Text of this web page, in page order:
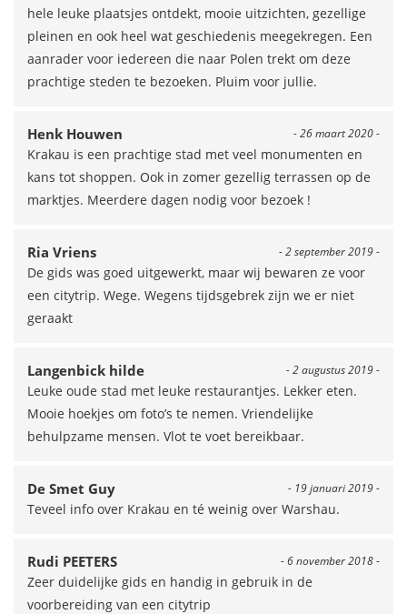
hele leuke plaatsjes ontdekt, mooie uitzichten, gezellige
pleinen en ook heel wat geschiedenis meegekregen. Een
aanrader voor iedereen die naar Polen trekt om deze
prachtige steden te bezoeken. Pluim voor jullie.
- 26 maart 2020 -
Henk Houwen
Krakau is een prachtige stad met veel monumenten en
kans tot shoppen. Ook in zomer gezellig terrassen op de
marktjes. Meerdere dagen nodig voor bezoek !
- 2 september 2019 -
Ria Vriens
De gids was goed uitgewerkt, maar wij bewaren ze voor
een citytrip. Wege. Wegens tijdsgebrek zijn we er niet
geraakt
- 2 augustus 2019 -
Langenbick hilde
Leuke oude stad met leuke restaurantjes. Lekker eten.
Mooie hoekjes om foto’s te nemen. Vriendelijke
behulpzame mensen. Vlot te voet bereikbaar.
- 19 januari 2019 -
De Smet Guy
Teveel info over Krakau en té weinig over Warshau.
- 6 november 2018 -
Rudi PEETERS
Zeer duidelijke gids en handig in gebruik in de
voorbereiding van een citytrip